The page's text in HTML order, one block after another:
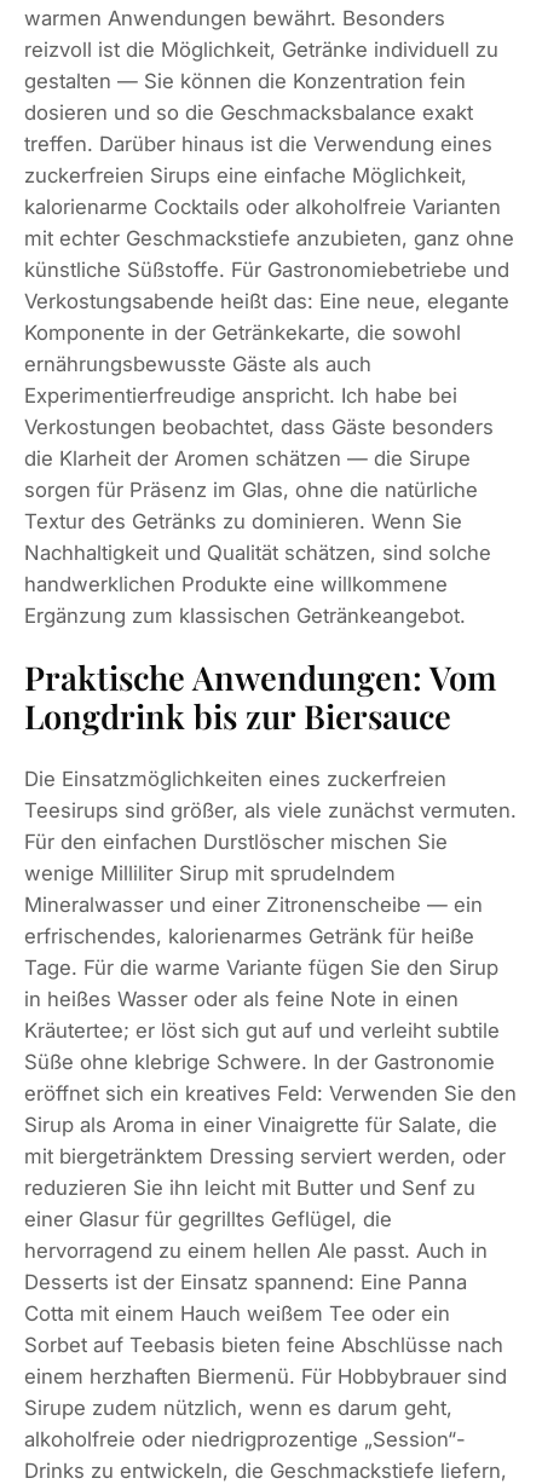
warmen Anwendungen bewährt. Besonders
reizvoll ist die Möglichkeit, Getränke individuell zu
gestalten — Sie können die Konzentration fein
dosieren und so die Geschmacksbalance exakt
treffen. Darüber hinaus ist die Verwendung eines
zuckerfreien Sirups eine einfache Möglichkeit,
kalorienarme Cocktails oder alkoholfreie Varianten
mit echter Geschmackstiefe anzubieten, ganz ohne
künstliche Süßstoffe. Für Gastronomiebetriebe und
Verkostungsabende heißt das: Eine neue, elegante
Komponente in der Getränkekarte, die sowohl
ernährungsbewusste Gäste als auch
Experimentierfreudige anspricht. Ich habe bei
Verkostungen beobachtet, dass Gäste besonders
die Klarheit der Aromen schätzen — die Sirupe
sorgen für Präsenz im Glas, ohne die natürliche
Textur des Getränks zu dominieren. Wenn Sie
Nachhaltigkeit und Qualität schätzen, sind solche
handwerklichen Produkte eine willkommene
Ergänzung zum klassischen Getränkeangebot.
Praktische Anwendungen: Vom
Longdrink bis zur Biersauce
Die Einsatzmöglichkeiten eines zuckerfreien
Teesirups sind größer, als viele zunächst vermuten.
Für den einfachen Durstlöscher mischen Sie
wenige Milliliter Sirup mit sprudelndem
Mineralwasser und einer Zitronenscheibe — ein
erfrischendes, kalorienarmes Getränk für heiße
Tage. Für die warme Variante fügen Sie den Sirup
in heißes Wasser oder als feine Note in einen
Kräutertee; er löst sich gut auf und verleiht subtile
Süße ohne klebrige Schwere. In der Gastronomie
eröffnet sich ein kreatives Feld: Verwenden Sie den
Sirup als Aroma in einer Vinaigrette für Salate, die
mit biergetränktem Dressing serviert werden, oder
reduzieren Sie ihn leicht mit Butter und Senf zu
einer Glasur für gegrilltes Geflügel, die
hervorragend zu einem hellen Ale passt. Auch in
Desserts ist der Einsatz spannend: Eine Panna
Cotta mit einem Hauch weißem Tee oder ein
Sorbet auf Teebasis bieten feine Abschlüsse nach
einem herzhaften Biermenü. Für Hobbybrauer sind
Sirupe zudem nützlich, wenn es darum geht,
alkoholfreie oder niedrigprozentige „Session“-
Drinks zu entwickeln, die Geschmackstiefe liefern,